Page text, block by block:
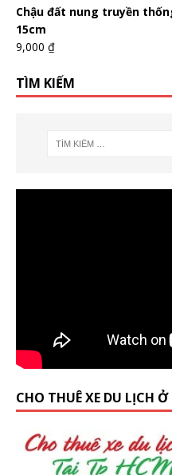
Chậu đất nung truyền
15cm
9,000 ₫
TÌM KIẾM
CHO THUÊ XE DU LỊCH